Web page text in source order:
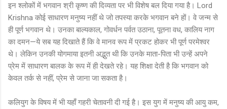
इन श्लोकों में भगवान श्री कृष्ण की दिव्यता पर भी विशेष बल दिया गया है। Lord
Krishna कोई साधारण मनुष्य नहीं थे जो तपस्या करके भगवान बने हों। वे जन्म से
ही पूर्ण भगवान थे। उनका बाल्यकाल, गोवर्धन पर्वत उठाना, पूतना वध, कालिय नाग
का दमन—ये सब यह दिखाते हैं कि वे मानव रूप में प्रकट होकर भी पूर्ण परमेश्वर
थे। लेकिन उनकी योगमाया इतनी अद्भुत थी कि उनके माता-पिता भी उन्हें अपने
प्रेम में साधारण बालक के रूप में ही देखते रहे। यह शिक्षा देती है कि भगवान को
केवल तर्क से नहीं, प्रेम से जाना जा सकता है।
कलियुग के विषय में भी यहाँ गहरी चेतावनी दी गई है। इस युग में मनुष्य की आयु कम,